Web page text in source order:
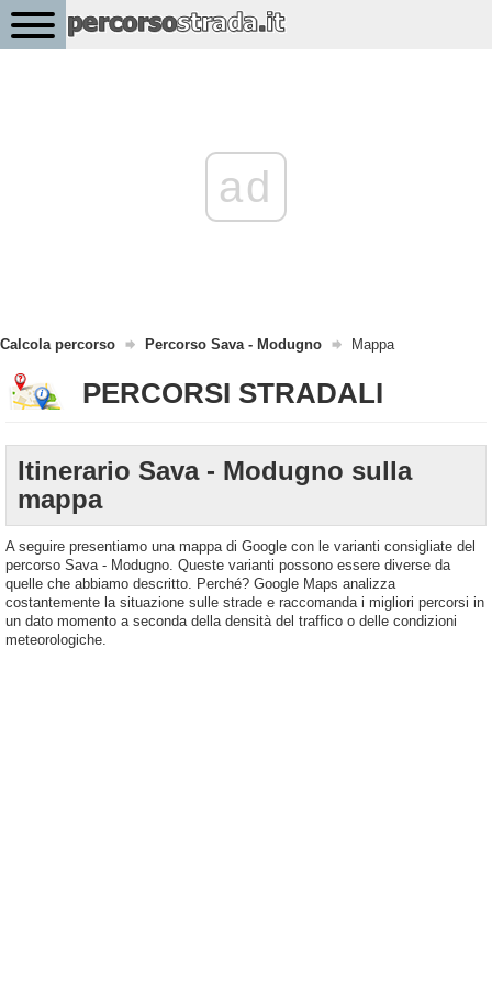
ad
Calcola percorso Percorso Sava - Modugno Mappa
PERCORSI STRADALI
Itinerario Sava - Modugno sulla
mappa
A seguire presentiamo una mappa di Google con le varianti consigliate del
percorso Sava - Modugno. Queste varianti possono essere diverse da
quelle che abbiamo descritto. Perché? Google Maps analizza
costantemente la situazione sulle strade e raccomanda i migliori percorsi in
un dato momento a seconda della densità del traffico o delle condizioni
meteorologiche.